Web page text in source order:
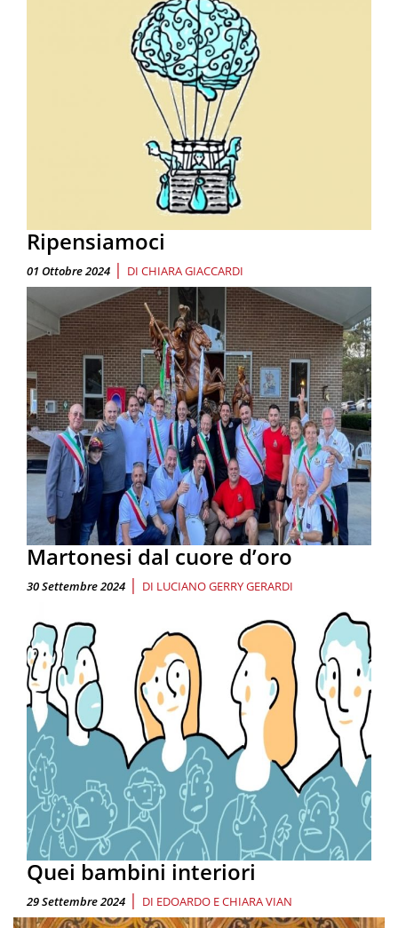
Ripensiamoci
01 Ottobre 2024 | DI CHIARA GIACCARDI
Martonesi dal cuore d’oro
30 Settembre 2024 | DI LUCIANO GERRY GERARDI
Quei bambini interiori
29 Settembre 2024 | DI EDOARDO E CHIARA VIAN